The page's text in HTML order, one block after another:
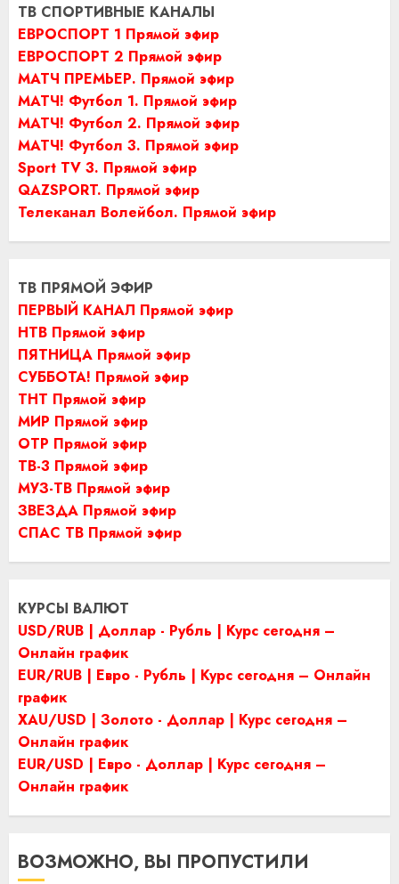
ТВ СПОРТИВНЫЕ КАНАЛЫ
ЕВРОСПОРТ 1 Прямой эфир
ЕВРОСПОРТ 2 Прямой эфир
МАТЧ ПРЕМЬЕР. Прямой эфир
МАТЧ! Футбол 1. Прямой эфир
МАТЧ! Футбол 2. Прямой эфир
МАТЧ! Футбол 3. Прямой эфир
Sport TV 3. Прямой эфир
QAZSPORT. Прямой эфир
Телеканал Волейбол. Прямой эфир
ТВ ПРЯМОЙ ЭФИР
ПЕРВЫЙ КАНАЛ Прямой эфир
НТВ Прямой эфир
ПЯТНИЦА Прямой эфир
СУББОТА! Прямой эфир
ТНТ Прямой эфир
МИР Прямой эфир
ОТР Прямой эфир
ТВ-3 Прямой эфир
МУЗ-ТВ Прямой эфир
ЗВЕЗДА Прямой эфир
СПАС ТВ Прямой эфир
КУРСЫ ВАЛЮТ
USD/RUB | Доллар - Рубль | Курс сегодня –
Онлайн график
EUR/RUB | Евро - Рубль | Курс сегодня – Онлайн
график
XAU/USD | Золото - Доллар | Курс сегодня –
Онлайн график
EUR/USD | Евро - Доллар | Курс сегодня –
Онлайн график
ВОЗМОЖНО, ВЫ ПРОПУСТИЛИ